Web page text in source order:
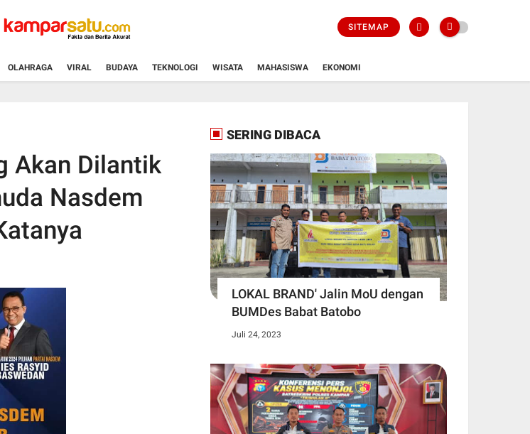
SITEMAP
OLAHRAGA VIRAL BUDAYA TEKNOLOGI WISATA MAHASISWA EKONOMI
Akan Dilantik
Nasdem
SERING DIBACA
LOKAL BRAND' Jalin MoU dengan
BUMDes Babat Batobo
Juli 24, 2023